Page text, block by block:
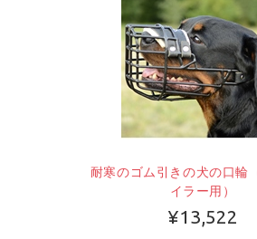
耐寒のゴム引きの犬の口輪
イラー用）
¥13,522